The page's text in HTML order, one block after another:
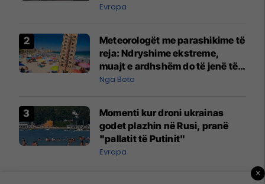
Evropa
Meteorologët me parashikime të
reja: Ndryshime ekstreme,
muajt e ardhshëm do të jenë të
pazakontë
Nga Bota
Momenti kur droni ukrainas
godet plazhin në Rusi, pranë
"pallatit të Putinit"
Evropa
×